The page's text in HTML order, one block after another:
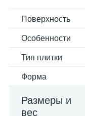
Поверхность
Особенности
Тип плитки
Форма
Размеры и
вес